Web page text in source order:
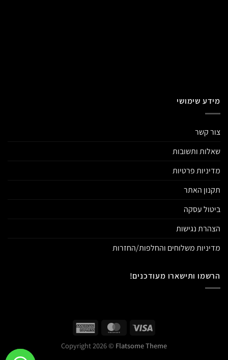
מידע שימושי
צור קשר
שאלות ותשובות
מדיניות פרטיות
תקנון האתר
ביטול עסקה
הצהרת נגישות
מדיניות משלוחים והחלפות/החזרות
הרשמו ותישארו מעודכנים!
Copyright 2026 © Flatsome Theme